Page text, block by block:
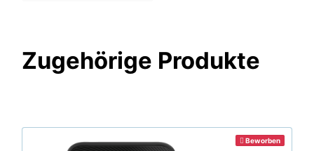
Zugehörige Produkte
Beworben